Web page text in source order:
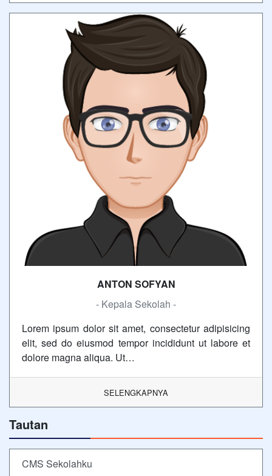
ANTON SOFYAN
- Kepala Sekolah -
Lorem ipsum dolor sit amet, consectetur adipisicing
elit, sed do eiusmod tempor incididunt ut labore et
dolore magna aliqua. Ut…
SELENGKAPNYA
Tautan
CMS Sekolahku